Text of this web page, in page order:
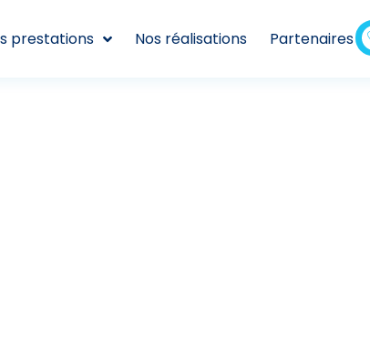
prestations Nos réalisations Partenaires